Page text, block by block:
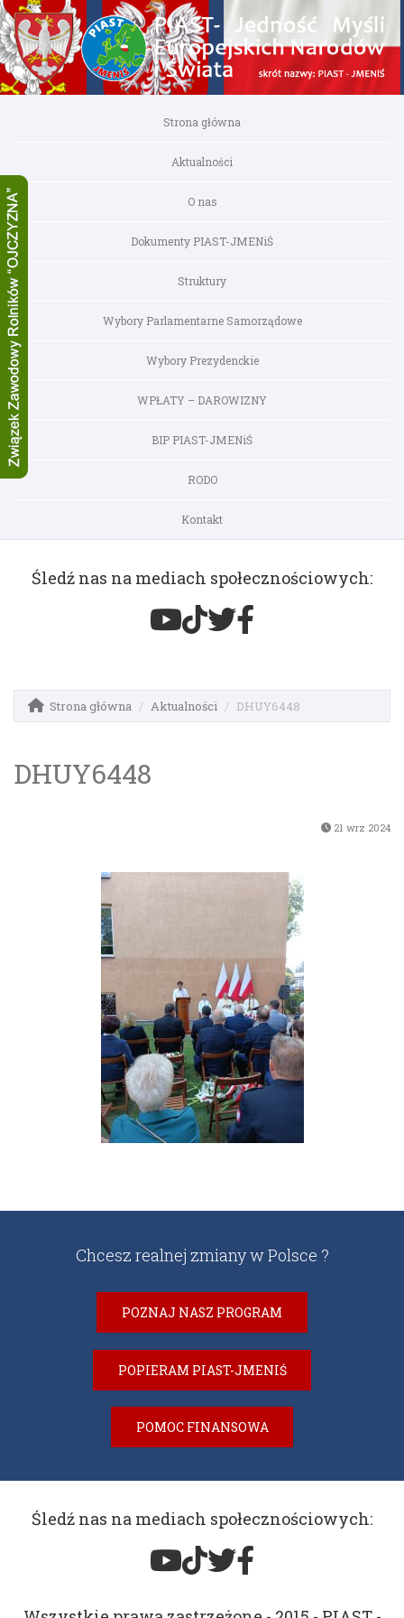
Strona główna
Aktualności
O nas
Dokumenty PIAST-JMENiŚ
Struktury
Wybory Parlamentarne Samorządowe
Wybory Prezydenckie
WPŁATY – DAROWIZNY
BIP PIAST-JMENiŚ
RODO
Kontakt
Śledź nas na mediach społecznościowych:
Strona główna Aktualności DHUY6448
DHUY6448
21 wrz 2024
Chcesz realnej zmiany w Polsce ?
POZNAJ NASZ PROGRAM
POPIERAM PIAST-JMENIŚ
POMOC FINANSOWA
Śledź nas na mediach społecznościowych: